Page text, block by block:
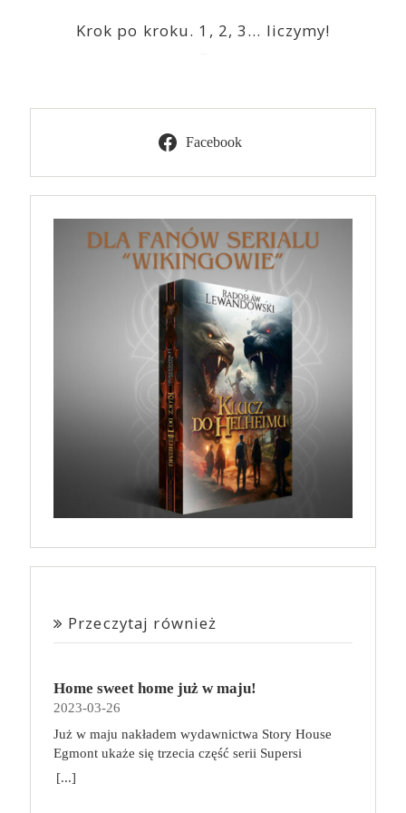
Krok po kroku. 1, 2, 3… liczymy!
Facebook
Przeczytaj również
Home sweet home już w maju!
2023-03-26
Już w maju nakładem wydawnictwa Story House
Egmont ukaże się trzecia część serii Supersi
scenarzysty Frederic Maupome. Ten tom nosi tytuł
[...]